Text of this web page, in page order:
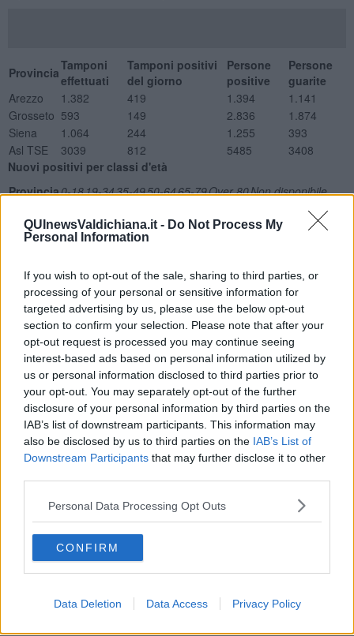
QUInewsValdichiana.it - Do Not Process My
Personal Information
If you wish to opt-out of the sale, sharing to third parties, or
processing of your personal or sensitive information for
targeted advertising by us, please use the below opt-out
section to confirm your selection. Please note that after your
opt-out request is processed you may continue seeing
interest-based ads based on personal information utilized by
us or personal information disclosed to third parties prior to
your opt-out. You may separately opt-out of the further
disclosure of your personal information by third parties on the
IAB’s list of downstream participants. This information may
also be disclosed by us to third parties on the IAB’s List of
Downstream Participants that may further disclose it to other
Personal Data Processing Opt Outs
CONFIRM
Data Deletion Data Access Privacy Policy
ProvinciaTamponi
effettuati
Tamponi positivi
del giorno
Persone
positive
Persone
guarite
Arezzo
1.382 419 1.394
1.141
Grosseto 593 149 2.836
1.874
Siena
1.064 244 1.255
393
Asl TSE
3039 812 5485
3408
Nuovi positivi per classi d'età
Provincia0-1819-3435-4950-6465-79Over 80Non disponibile
Grosseto 24 10 33 54 22 4
2
Siena
40 22 65 70
Ricoveri con sintomatologia Covid
Totale Posti letto occupati
Degenza Covid San Donato Arezzo
3
TI San Donato Arezzo
Degenza Covid Misericordia Grosseto3
TI Misericordia Grosseto
0
Nuovi positivi per Comune della provincia di Arezzo
Comune
Tamponi positivi
Anghiari
5
Arezzo
98
Capolona
5
Castel Focognano
5
Castel San Niccolò
6
Castelfranco Piandiscò
12
Castiglion Fibocchi
1
17